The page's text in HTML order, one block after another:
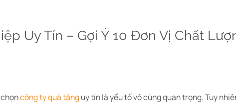
Uy Tín – Gợi Ý 10 Đơn Vị Chất
chọncông ty quà tặnguy tín là yếu tố vô cùng quan trọng. Tuy